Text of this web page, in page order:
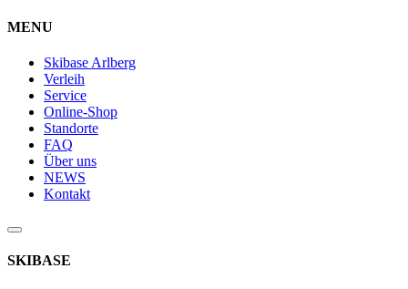
MENU
Skibase Arlberg
Verleih
Service
Online-Shop
Standorte
FAQ
Über uns
NEWS
Kontakt
SKIBASE